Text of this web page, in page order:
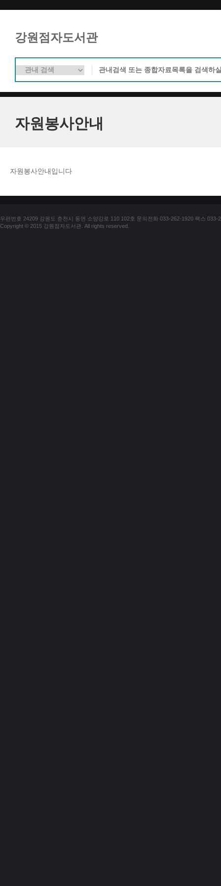
강원점자도서관
자원봉사안내
자원봉사안내입니다
우편번호 24209 강원도 춘천시 동면 소양강로 110 102호 문의전화 033-262-1920 팩스 033-
Copyright © 2015 강원점자도서관. All rights reserved.